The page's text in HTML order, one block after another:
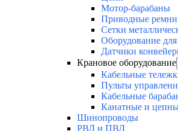
Мотор-барабаны
Приводные ремни
Сетки
Оборудование
Датчики
Крановое оборудование
Кабельные
Пульты
Кабельные
Канатные и
Шинопроводы
РВД и ПВД